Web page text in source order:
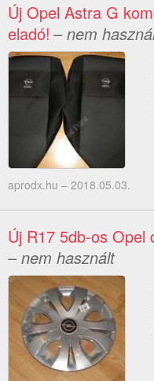
Új Opel Astra G
eladó! – nem
aprodx.hu – 2018.05.03.
Új R17 5db-os Opel
– nem használt